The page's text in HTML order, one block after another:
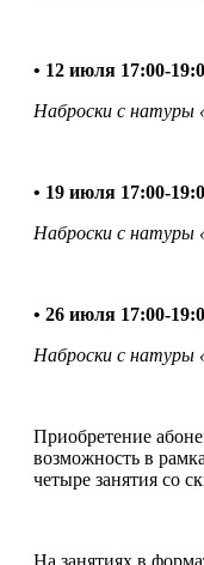
• 12 июля 17:00-
Наброски с натуры
• 19 июля 17:00-
Наброски с натуры
• 26 июля 17:00-
Наброски с натуры
Приобретение
возможность в
четыре занятия со
На занятиях в